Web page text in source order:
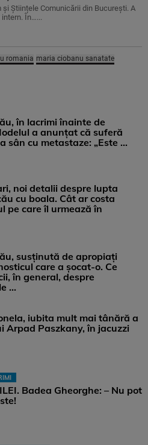
Științele Comunicării din București. A
intern. În…...
romania maria ciobanu sanatate
în lacrimi înainte de
a anunțat că suferă
sân cu metastaze: „Este ...
noi detalii despre lupta
cu boala. Cât ar costa
pe care îl urmează în
susținută de apropiați
care a șocat-o. Ce
în general, despre
...
iubita mult mai tânără a
Arpad Paszkany, în jacuzzi
Badea Gheorghe: – Nu pot